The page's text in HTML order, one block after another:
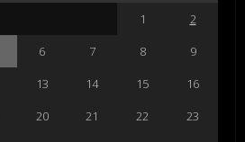
1
2
6 7 8
9
13 14 15
16
20 21 22
23